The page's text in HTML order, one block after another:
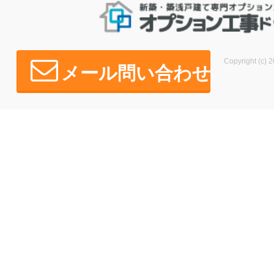
メール問い合わせ
Copyright (c)